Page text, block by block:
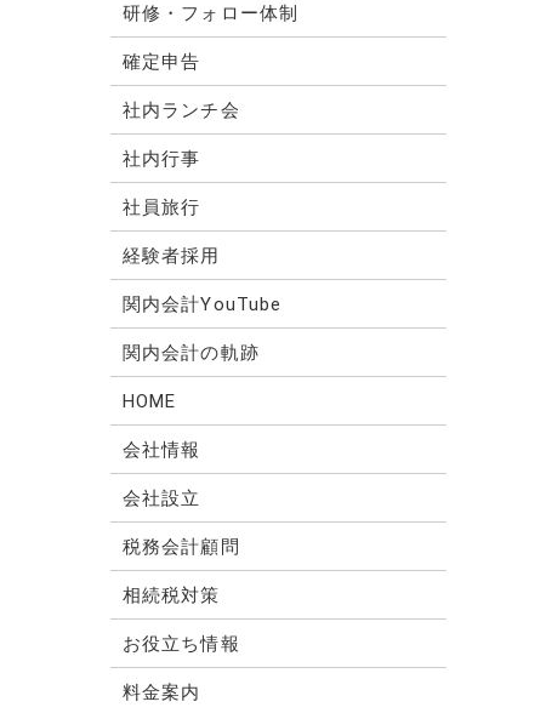
研修・フォロー体制
確定申告
社内ランチ会
社内行事
社員旅行
経験者採用
関内会計YouTube
関内会計の軌跡
HOME
会社情報
会社設立
税務会計顧問
相続税対策
お役立ち情報
料金案内